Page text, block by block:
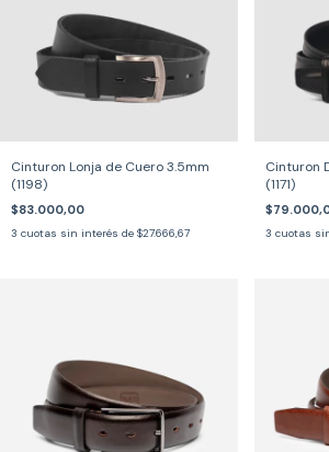
Cinturon Lonja de Cuero 3.5mm
(1198)
$83.000,00
3 cuotas sin interés de $27.666,67
Cinturon
(1171)
3 cuotas